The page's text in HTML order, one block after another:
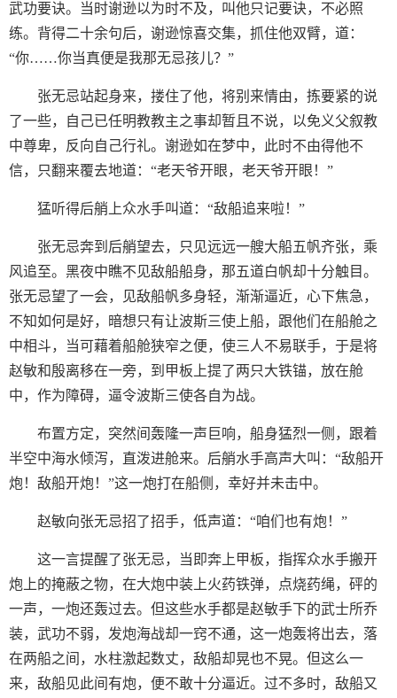
武功要诀。当时谢逊以为时不及，叫他只记要诀，不必照
练。背得二十余句后，谢逊惊喜交集，抓住他双臂，道：
“你……你当真便是我那无忌孩儿？”
张无忌站起身来，搂住了他，将别来情由，拣要紧的说
了一些，自己已任明教教主之事却暂且不说，以免义父叙教
中尊卑，反向自己行礼。谢逊如在梦中，此时不由得他不
信，只翻来覆去地道：“老天爷开眼，老天爷开眼！”
猛听得后艄上众水手叫道：“敌船追来啦！”
张无忌奔到后艄望去，只见远远一艘大船五帆齐张，乘
风追至。黑夜中瞧不见敌船船身，那五道白帆却十分触目。
张无忌望了一会，见敌船帆多身轻，渐渐逼近，心下焦急，
不知如何是好，暗想只有让波斯三使上船，跟他们在船舱之
中相斗，当可藉着船舱狭窄之便，使三人不易联手，于是将
赵敏和殷离移在一旁，到甲板上提了两只大铁锚，放在舱
中，作为障碍，逼令波斯三使各自为战。
布置方定，突然间轰隆一声巨响，船身猛烈一侧，跟着
半空中海水倾泻，直泼进舱来。后艄水手高声大叫：“敌船开
炮！敌船开炮！”这一炮打在船侧，幸好并未击中。
赵敏向张无忌招了招手，低声道：“咱们也有炮！”
这一言提醒了张无忌，当即奔上甲板，指挥众水手搬开
炮上的掩蔽之物，在大炮中装上火药铁弹，点烧药绳，砰的
一声，一炮还轰过去。但这些水手都是赵敏手下的武士所乔
装，武功不弱，发炮海战却一窍不通，这一炮轰将出去，落
在两船之间，水柱激起数丈，敌船却晃也不晃。但这么一
来，敌船见此间有炮，便不敢十分逼近。过不多时，敌船又